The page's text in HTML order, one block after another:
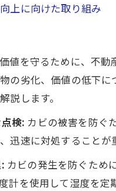
上に向けた取り組み
値を守るために、不
の劣化、価値の低下
説します。
検: カビの被害を防ぐ
迅速に対処すること
カビの発生を防ぐため
計を使用して湿度を定